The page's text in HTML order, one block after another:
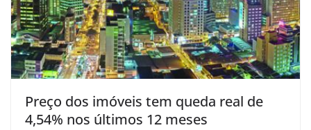
Preço dos imóveis tem queda real de
4,54% nos últimos 12 meses